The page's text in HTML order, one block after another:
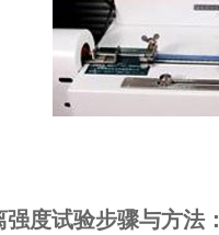
度试验步骤与方法：